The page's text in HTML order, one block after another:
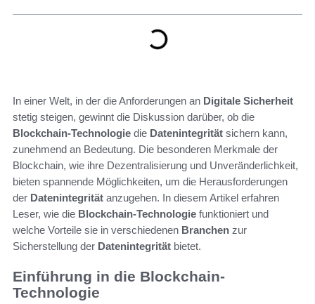
In einer Welt, in der die Anforderungen an Digitale Sicherheit
stetig steigen, gewinnt die Diskussion darüber, ob die
Blockchain-Technologie die Datenintegrität sichern kann,
zunehmend an Bedeutung. Die besonderen Merkmale der
Blockchain, wie ihre Dezentralisierung und Unveränderlichkeit,
bieten spannende Möglichkeiten, um die Herausforderungen
der Datenintegrität anzugehen. In diesem Artikel erfahren
Leser, wie die Blockchain-Technologie funktioniert und
welche Vorteile sie in verschiedenen Branchen zur
Sicherstellung der Datenintegrität bietet.
Einführung in die Blockchain-
Technologie